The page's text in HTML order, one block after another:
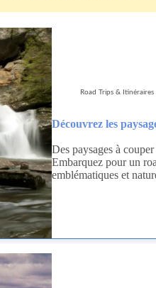
Road Trips & Itinéraires
Découvrez les
Des paysages à
Embarquez pour un
emblématiques et